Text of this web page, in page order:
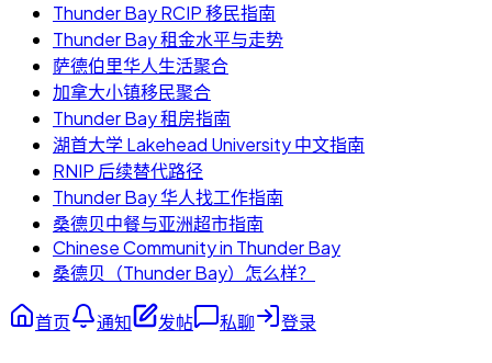
Thunder Bay RCIP 移民指南
Thunder Bay 租金水平与走势
萨德伯里华人生活聚合
加拿大小镇移民聚合
Thunder Bay 租房指南
湖首大学 Lakehead University 中文指南
RNIP 后续替代路径
Thunder Bay 华人找工作指南
桑德贝中餐与亚洲超市指南
Chinese Community in Thunder Bay
桑德贝（Thunder Bay）怎么样？
首页 通知 发帖 私聊 登录